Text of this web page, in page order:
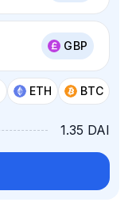
GBP
ETH BTC
1.35 DAI